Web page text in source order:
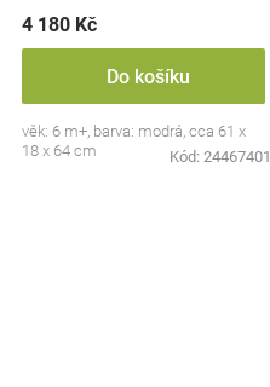
4 180 Kč
Do košíku
věk: 6 m+, barva: modrá, cca 61 x
18 x 64 cm
Kód: 24467401